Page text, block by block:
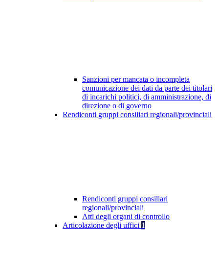
Sanzioni per mancata o incompleta
comunicazione dei dati da parte dei titolari
di incarichi politici, di amministrazione, di
direzione o di governo
Rendiconti gruppi consiliari regionali/provinciali
Rendiconti gruppi consiliari
regionali/provinciali
Atti degli organi di controllo
Articolazione degli uffici 1